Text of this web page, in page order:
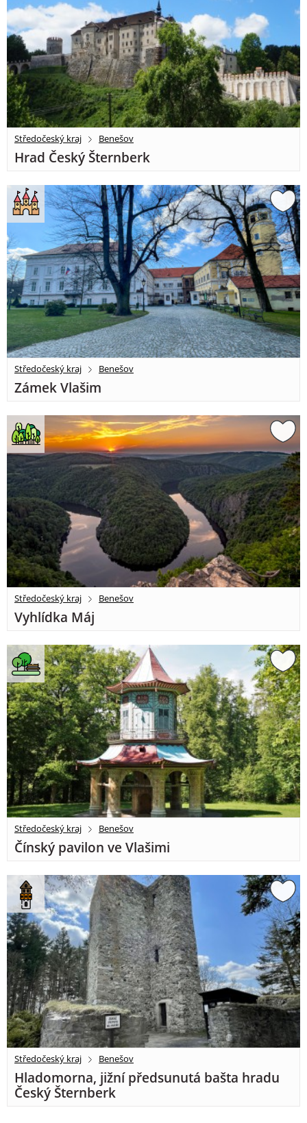
Středočeský kraj Benešov
Hrad Český Šternberk
Středočeský kraj Benešov
Zámek Vlašim
Středočeský kraj Benešov
Vyhlídka Máj
Středočeský kraj Benešov
Čínský pavilon ve Vlašimi
Středočeský kraj Benešov
Hladomorna, jižní předsunutá bašta hradu
Český Šternberk